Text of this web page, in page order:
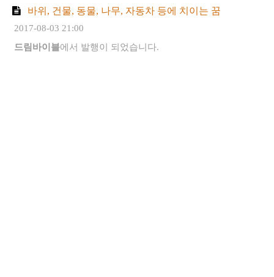
바위, 건물, 동물, 나무, 자동차 등에 치이는 꿈
2017-08-03 21:00
드림바이블에서 발행이 되었습니다.